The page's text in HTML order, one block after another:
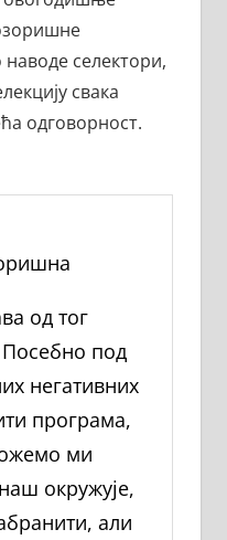
наводе селектори,
свака
одговорност.
од тог
Посебно под
негативних
програма,
ми
окружује,
али